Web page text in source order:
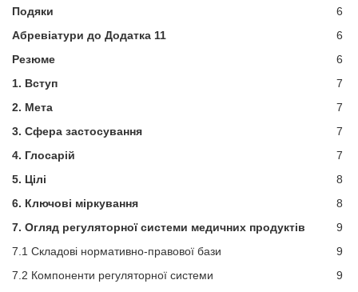
Подяки
6
Абревіатури до Додатка 11
6
Резюме
6
1. Вступ
7
2. Мета
7
3. Сфера застосування
7
4. Глосарій
7
5. Цілі
8
6. Ключові міркування
8
7. Огляд регуляторної системи медичних продуктів
9
7.1 Складові нормативно-правової бази
9
7.2 Компоненти регуляторної системи
9